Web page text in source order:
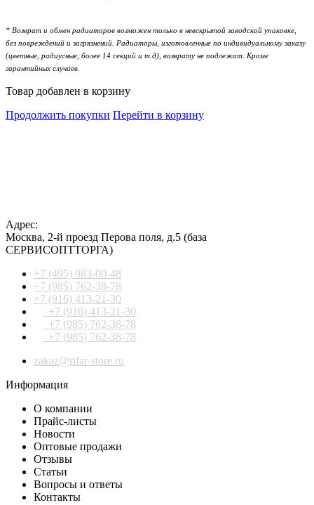
* Возврат и обмен радиаторов возможен только в невскрытой заводской упаковке,
без повреждений и загрязнений. Радиаторы, изготовленные по индивидуальному заказу
(цветные, радиусные, более 14 секций и т.д), возврату не подлежат. Кроме
гарантийных случаев.
Товар добавлен в корзину
Продолжить покупки Перейти в корзину
Адрес:
Москва, 2-й проезд Перова поля, д.5 (база
СЕРВИСОПТТОРГА)
+7 (495) 983-00-48
+7 (985) 762-38-78
+7 (916) 413-21-30
+7 (916) 413-21-30
+7 (985) 762-38-78
+7 (985) 762-38-78
zakaz@rifar-store.ru
Информация
О компании
Прайс-листы
Новости
Оптовые продажи
Отзывы
Статьи
Вопросы и ответы
Контакты